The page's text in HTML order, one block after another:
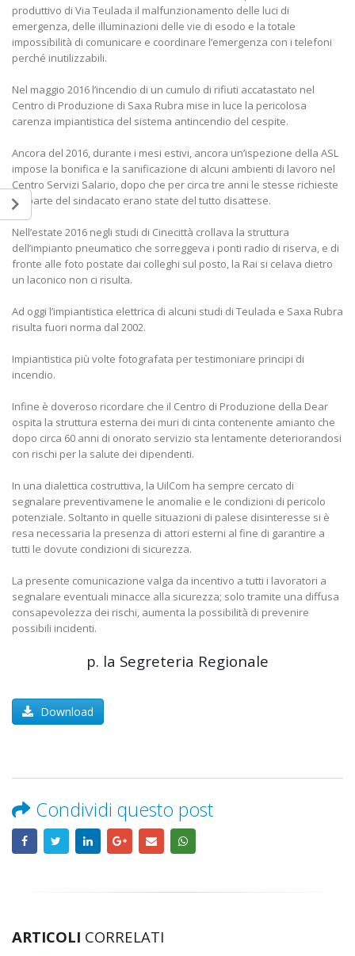
produttivo di Via Teulada il malfunzionamento delle luci di
emergenza, delle illuminazioni delle vie di esodo e la totale
impossibilità di comunicare e coordinare l’emergenza con i telefoni
perché inutilizzabili.
Nel maggio 2016 l’incendio di un cumulo di rifiuti accatastato nel
Centro di Produzione di Saxa Rubra mise in luce la pericolosa
carenza impiantistica del sistema antincendio del cespite.
Ancora del 2016, durante i mesi estivi, ancora un’ispezione della ASL
impose la bonifica e la sanificazione di alcuni ambienti di lavoro nel
Centro Servizi Salario, dopo che per circa tre anni le stesse richieste
da parte del sindacato erano state del tutto disattese.
Nell’estate 2016 negli studi di Cinecittà crollava la struttura
dell’impianto pneumatico che sorreggeva i ponti radio di riserva, e di
fronte alle foto postate dai colleghi sul posto, la Rai si celava dietro
un laconico non ci risulta.
Ad oggi l’impiantistica elettrica di alcuni studi di Teulada e Saxa Rubra
risulta fuori norma dal 2002.
Impiantistica più volte fotografata per testimoniare principi di
incendio.
Infine è doveroso ricordare che il Centro di Produzione della Dear
ospita la struttura esterna dei muri di cinta contenente amianto che
dopo circa 60 anni di onorato servizio sta lentamente deteriorandosi
con rischi per la salute dei dipendenti.
In una dialettica costruttiva, la UilCom ha sempre cercato di
segnalare preventivamene le anomalie e le condizioni di pericolo
potenziale. Soltanto in quelle situazioni di palese disinteresse si è
resa necessaria la presenza di attori esterni al fine di garantire a
tutti le dovute condizioni di sicurezza.
La presente comunicazione valga da incentivo a tutti i lavoratori a
segnalare eventuali minacce alla sicurezza; solo tramite una diffusa
consapevolezza dei rischi, aumenta la possibilità di prevenire
possibili incidenti.
p. la Segreteria Regionale
Download
Condividi questo post
ARTICOLI CORRELATI